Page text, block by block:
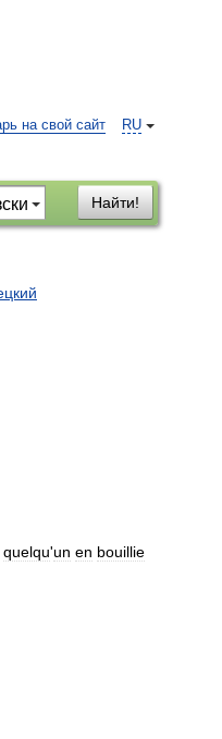
RU
на свой сайт
Найти!
quelqu'un en bouillie